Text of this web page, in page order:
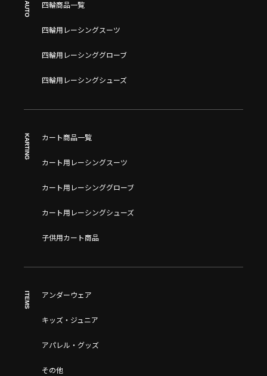
AUTO 四輪商品一覧
四輪用レーシングスーツ
四輪用レーシンググローブ
四輪用レーシングシューズ
KARTING カート商品一覧
カート用レーシングスーツ
カート用レーシンググローブ
カート用レーシングシューズ
子供用カート商品
ITEMS アンダーウェア
キッズ・ジュニア
アパレル・グッズ
その他